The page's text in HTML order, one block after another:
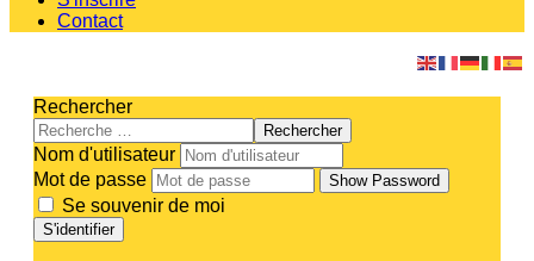
Contact
Rechercher
Rechercher
Nom d'utilisateur
Mot de passe
Show Password
Se souvenir de moi
S'identifier